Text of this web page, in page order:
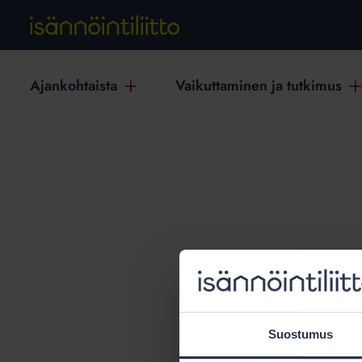
Suostumus
Ajankohtaista Vaikuttaminen ja tutkimus